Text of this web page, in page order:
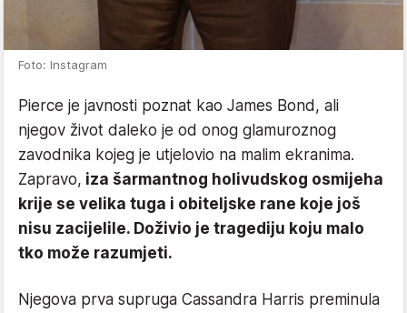
Foto: Instagram
Pierce je javnosti poznat kao James Bond, ali
njegov život daleko je od onog glamuroznog
zavodnika kojeg je utjelovio na malim ekranima.
Zapravo, iza šarmantnog holivudskog osmijeha
krije se velika tuga i obiteljske rane koje još
nisu zacijelile. Doživio je tragediju koju malo
tko može razumjeti.
Njegova prva supruga Cassandra Harris preminula